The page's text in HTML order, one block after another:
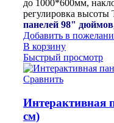
до 1000*600мм,
регулировка высоты
панелей 98"
Добавить в
В корзину
Быстрый просмотр
Сравнить
Интерактивная
см)